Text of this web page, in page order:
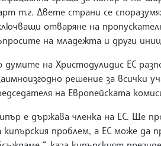
т.г. Двете страни се
отваряне на
на младежта и други
думите на Христодулидис ЕС
решение за всички
на Европейската
е държава членка на ЕС. Ще
кипърския проблем, а ЕС може да